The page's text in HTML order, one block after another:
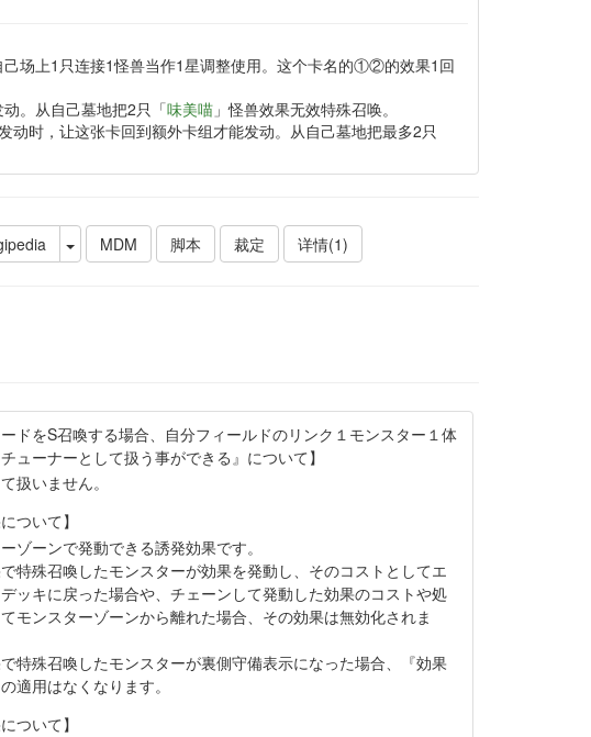
场上1只连接1怪兽当作1星调整使用。这个卡名的①②的效果1回
。从自己墓地把2只「味美喵 」怪兽效果无效特殊召唤。
动时，让这张卡回到额外卡组才能发动。从自己墓地把最多2只
MDM 脚本 裁定 详情(1)
ードをS召喚する場合、自分フィールドのリンク１モンスター１体
ューナーとして扱う事ができる』について】
扱いません。
ついて】
ゾーンで発動できる誘発効果です。
特殊召喚したモンスターが効果を発動し、そのコストとしてエ
ッキに戻った場合や、チェーンして発動した効果のコストや処
モンスターゾーンから離れた場合、その効果は無効化されま
特殊召喚したモンスターが裏側守備表示になった場合、『効果
適用はなくなります。
ついて】